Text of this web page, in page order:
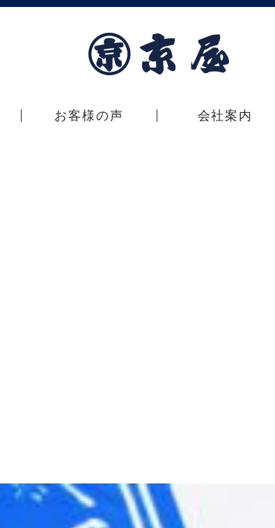
お客様の声 会社案内